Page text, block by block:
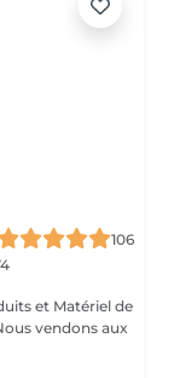
106
et Matériel de